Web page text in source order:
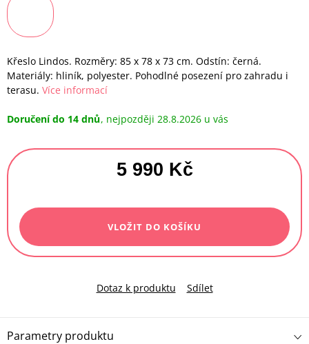
Křeslo Lindos. Rozměry: 85 x 78 x 73 cm. Odstín: černá.
Materiály: hliník, polyester. Pohodlné posezení pro zahradu i
terasu. Více informací
Doručení do 14 dnů 28.8.2026
5 990 Kč
VLOŽIT DO KOŠÍKU
Dotaz k produktu Sdílet
Parametry produktu